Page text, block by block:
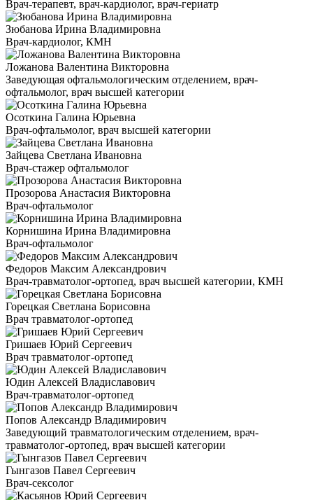
Врач-терапевт, врач-кардиолог, врач-гериатр
Зюбанова Ирина Владимировна
Врач-кардиолог, КМН
Ложанова Валентина Викторовна
Заведующая офтальмологическим отделением, врач-
офтальмолог, врач высшей категории
Осоткина Галина Юрьевна
Врач-офтальмолог, врач высшей категории
Зайцева Светлана Ивановна
Врач-стажер офтальмолог
Прозорова Анастасия Викторовна
Врач-офтальмолог
Корнишина Ирина Владимировна
Врач-офтальмолог
Федоров Максим Александрович
Врач-травматолог-ортопед, врач высшей категории, КМН
Горецкая Светлана Борисовна
Врач травматолог-ортопед
Гришаев Юрий Сергеевич
Врач травматолог-ортопед
Юдин Алексей Владиславович
Врач-травматолог-ортопед
Попов Александр Владимирович
Заведующий травматологическим отделением, врач-
травматолог-ортопед, врач высшей категории
Гынгазов Павел Сергеевич
Врач-сексолог